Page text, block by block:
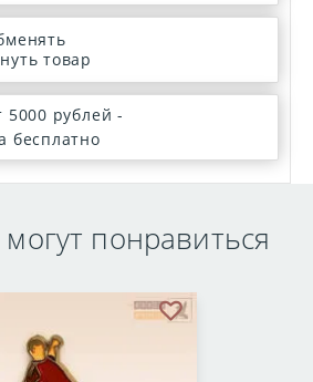
товар
5000 рублей -
бесплатно
понравиться